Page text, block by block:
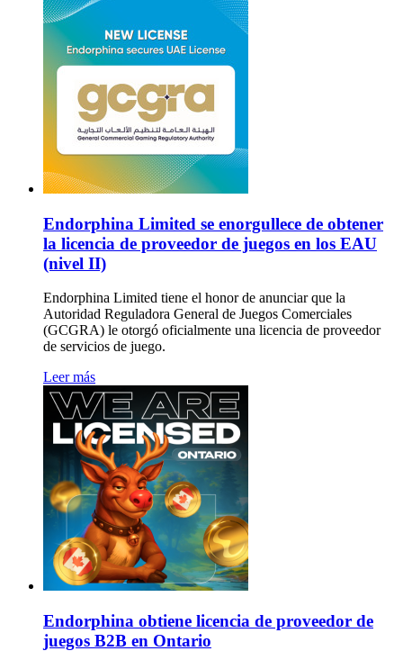
Endorphina Limited se enorgullece de obtener
la licencia de proveedor de juegos en los EAU
(nivel II)
Endorphina Limited tiene el honor de anunciar que la
Autoridad Reguladora General de Juegos Comerciales
(GCGRA) le otorgó oficialmente una licencia de proveedor
de servicios de juego.
Leer más
Endorphina obtiene licencia de proveedor de
juegos B2B en Ontario